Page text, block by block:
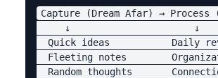
Capture (Dream Afar) → Process
↓                      ↓
Quick ideas           Daily
Fleeting notes